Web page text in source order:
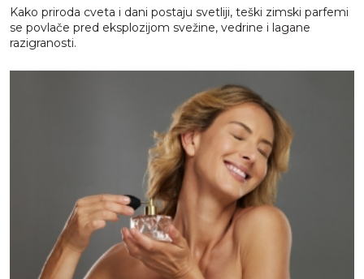
Kako priroda cveta i dani postaju svetliji, teški zimski parfemi
se povlače pred eksplozijom svežine, vedrine i lagane
razigranosti.